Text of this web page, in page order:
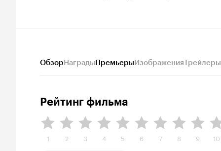
ОбзорНаградыПремьерыИзображенияТрейлеры
Рейтинг фильма
1 2 3 4 5 6 7 8 9 10